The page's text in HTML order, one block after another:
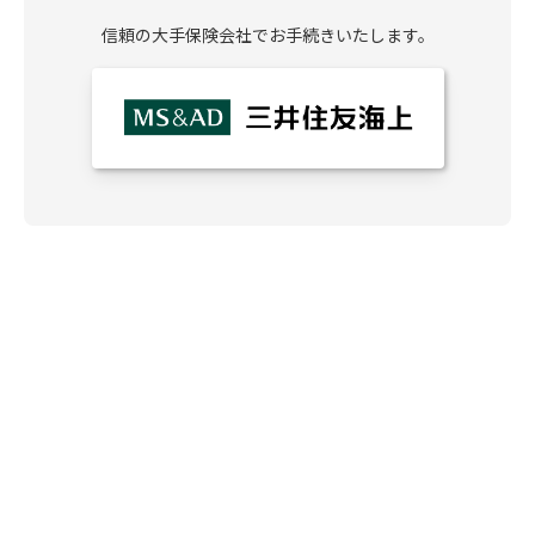
信頼の大手保険会社でお手続きいたします。